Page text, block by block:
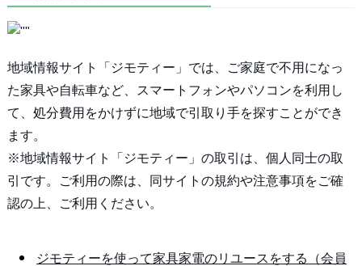
地域情報サイト「ジモティー」では、ご家庭で不用になっ
た家具や自転車など、スマートフォンやパソコンを利用し
て、処分費用をかけずに地域で引取り手を探すことができ
ます。
※地域情報サイト「ジモティー」の取引は、個人同士の取
引です。ご利用の際は、同サイトの規約や注意事項をご確
認の上、ご利用ください。
ジモティーを使って家具家電のリユースをする（会員